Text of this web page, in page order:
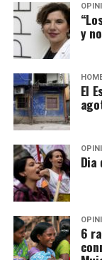
y
El
Dia
6